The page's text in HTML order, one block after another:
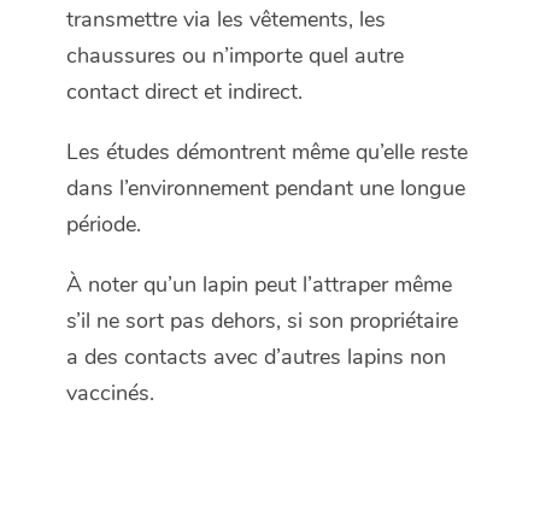
transmettre via les vêtements, les
chaussures ou n’importe quel autre
contact direct et indirect.
Les études démontrent même qu’elle reste
dans l’environnement pendant une longue
période.
À noter qu’un lapin peut l’attraper même
s’il ne sort pas dehors, si son propriétaire
a des contacts avec d’autres lapins non
vaccinés.